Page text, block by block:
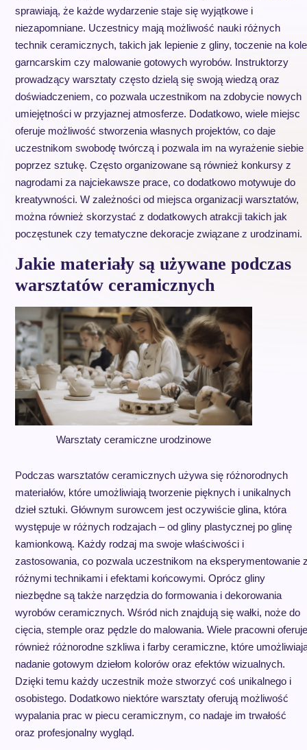
sprawiają, że każde wydarzenie staje się wyjątkowe i
niezapomniane. Uczestnicy mają możliwość nauki różnych
technik ceramicznych, takich jak lepienie z gliny, toczenie na kole
garncarskim czy malowanie gotowych wyrobów. Instruktorzy
prowadzący warsztaty często dzielą się swoją wiedzą oraz
doświadczeniem, co pozwala uczestnikom na zdobycie nowych
umiejętności w przyjaznej atmosferze. Dodatkowo, wiele miejsc
oferuje możliwość stworzenia własnych projektów, co daje
uczestnikom swobodę twórczą i pozwala im na wyrażenie siebie
poprzez sztukę. Często organizowane są również konkursy z
nagrodami za najciekawsze prace, co dodatkowo motywuje do
kreatywności. W zależności od miejsca organizacji warsztatów,
można również skorzystać z dodatkowych atrakcji takich jak
poczęstunek czy tematyczne dekoracje związane z urodzinami.
Jakie materiały są używane podczas
warsztatów ceramicznych
Warsztaty ceramiczne urodzinowe
Podczas warsztatów ceramicznych używa się różnorodnych
materiałów, które umożliwiają tworzenie pięknych i unikalnych
dzieł sztuki. Głównym surowcem jest oczywiście glina, która
występuje w różnych rodzajach – od gliny plastycznej po glinę
kamionkową. Każdy rodzaj ma swoje właściwości i
zastosowania, co pozwala uczestnikom na eksperymentowanie
różnymi technikami i efektami końcowymi. Oprócz gliny
niezbędne są także narzędzia do formowania i dekorowania
wyrobów ceramicznych. Wśród nich znajdują się wałki, noże do
cięcia, stemple oraz pędzle do malowania. Wiele pracowni oferuje
również różnorodne szkliwa i farby ceramiczne, które
nadanie gotowym dziełom kolorów oraz efektów wizualnych.
Dzięki temu każdy uczestnik może stworzyć coś unikalnego i
osobistego. Dodatkowo niektóre warsztaty oferują możliwość
wypalania prac w piecu ceramicznym, co nadaje im trwałość
oraz profesjonalny wygląd.